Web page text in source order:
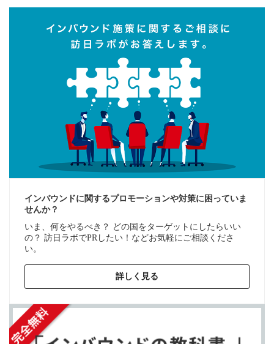
インバウンドに関するプロモーションや対策に困っていま
せんか？
いま、何をやるべき？ どの国をターゲットにしたらいい
の？ 訪日ラボでPRしたい！などお気軽にご相談くださ
い。
詳しく見る